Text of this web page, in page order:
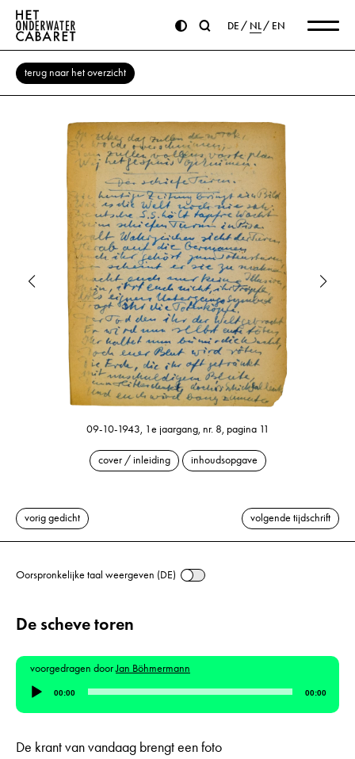
DE NL EN
terug naar het overzicht
09-10-1943, 1e jaargang, nr. 8, pagina 11
cover / inleiding inhoudsopgave
vorig gedicht volgende tijdschrift
Oorspronkelijke taal weergeven (DE)
De scheve toren
voorgedragen doorJan Böhmermann
Audiospeler
00:00 00:00
De krant van vandaag brengt een foto